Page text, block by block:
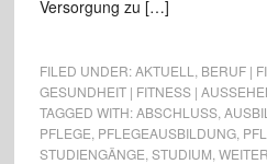
Versorgung zu […]
FILED UNDER:AKTUELL BERUF |
GESUNDHEIT | FITNESS |
TAGGED WITH:ABSCHLUSS,
PFLEGE PFLEGEAUSBILDUNG,
STUDIENGÄNGE STUDIUM